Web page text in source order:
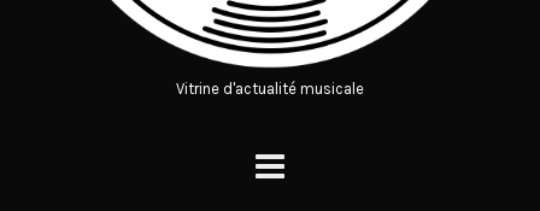
Vitrine d'actualité musicale